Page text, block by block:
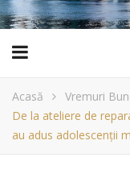
Acasă
Vremuri
De la ateliere de
au adus adolescenții